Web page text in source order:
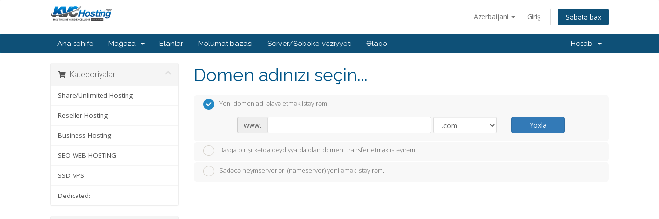
Azerbaijani Giriş Səbətə bax
Ana səhifə Mağaza Elanlar Məlumat bazası Server/Şəbəkə vəziyyəti Əlaqə Hesab
Kateqoriyalar
Share/Unlimited Hosting
Reseller Hosting
Business Hosting
SEO WEB HOSTING
SSD VPS
Dedicated:
Domen adınızı seçin...
Yeni domen adı əlavə etmək istəyirəm.
www. Yoxla
Başqa bir şirkətdə qeydiyyatda olan domeni transfer etmək istəyirəm.
Sadəcə neymserverləri (nameserver) yeniləmək istəyirəm.